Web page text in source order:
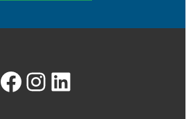
Facebook
Instagram
LinkedIn